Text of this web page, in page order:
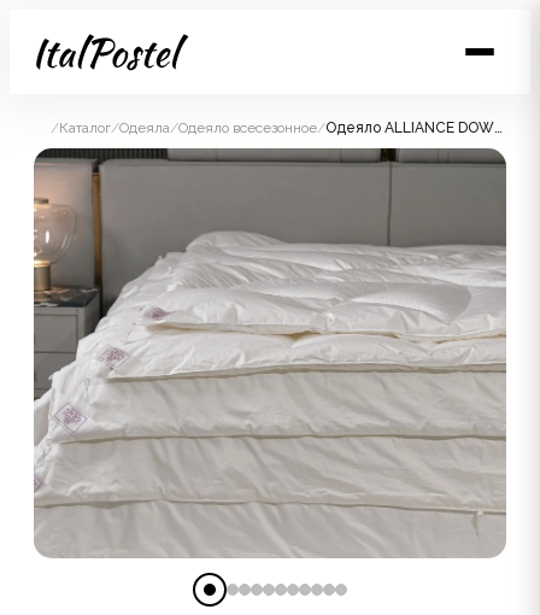
/Каталог/Одеяла/Одеяло всесезонное/ Одеяло ALLIANCE DOWN GRASS всесезонное 150x200